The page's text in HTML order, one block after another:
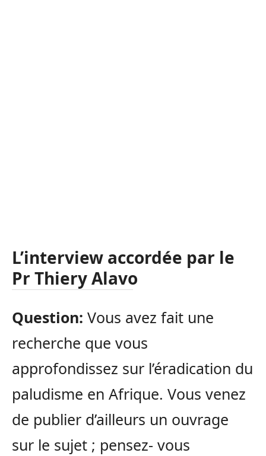
L’interview accordée par le
Pr Thiery Alavo
Question: Vous avez fait une
recherche que vous
approfondissez sur l’éradication du
paludisme en Afrique. Vous venez
de publier d’ailleurs un ouvrage
sur le sujet ; pensez- vous